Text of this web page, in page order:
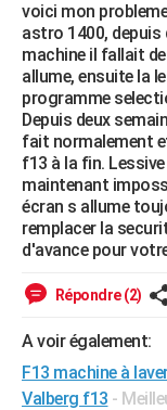
Forum
Aménagement intérieur
Extérieur
Cuisine
Salle de bains
Jardinage
Rangement
WEEK-END
Guides de France
Escapades
Patrimoine
Expositions
Musées
Week-end nature
+LIFESTYLE
Art de vivre
Bien-être
Loisirs
Mode
Modes de vie
SANTE
Alimentation
Guide de la santé
Maladies
Médicaments
Sommeil
VOYAGE
Destinations
City break
Voyage nature
Voyage de noces
Forum
Climat
PHOTO
GUIDES D'ACHAT
BONS PLANS
CARTE DE VOEUX
Carte de Noël
Carte Bonne année
Carte Saint-Valentin
Carte Pâques
Carte d'anniversaire
DICTIONNAIRE
voici mon
astro 1400, depuis
machine il fallait
allume, ensuite la
programme
Depuis deux
fait normalement
f13 à la fin.
maintenant
écran s allume
remplacer la
d'avance pour
Répondre (2)
A voir également:
F13 machine à
Valberg f13 -